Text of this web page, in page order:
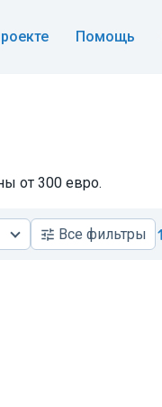
Помощь
от 300 евро.
Все фильтры